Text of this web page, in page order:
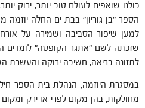
כולנו שואפים לעולם טוב יותר, ירוק
הספר "בן גוריון" בבת ים החלה
למען שיפור הסביבה ושמירה על
שזכתה לשם "אתגר הקופסה" לומדים
לתזונה בריאה, חשיבה ירוקה והעשרת
במסגרת היוזמה, הנהלת בית הספר
מחולקות, בהן מקום לפרי או ירק